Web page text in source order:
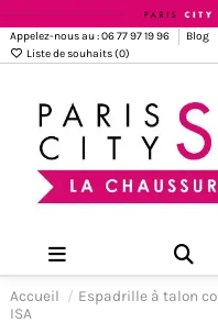
Appelez-nous au : 06 77 97 19 96 Blog
Liste de souhaits (0)
Accueil
Espadrille à talon
ISA